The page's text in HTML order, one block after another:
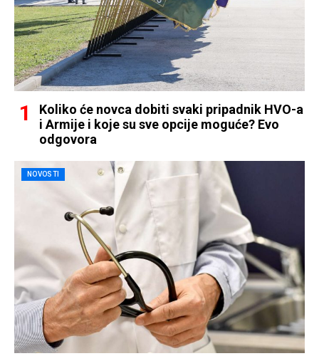
Koliko će novca dobiti svaki pripadnik HVO-a
i Armije i koje su sve opcije moguće? Evo
odgovora
NOVOSTI